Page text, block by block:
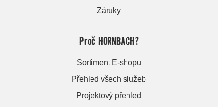
Záruky
Proč HORNBACH?
Sortiment E-shopu
Přehled všech služeb
Projektový přehled